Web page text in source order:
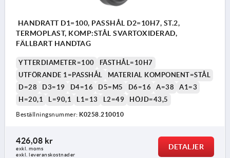
HANDRATT D1=100, PASSHÅL D2=10H7, ST.2,
TERMOPLAST, KOMP:STÅL SVARTOXIDERAD,
FÄLLBART HANDTAG
YTTERDIAMETER=100
FÄSTHÅL=10H7
UTFÖRANDE 1=PASSHÅL
MATERIAL KOMPONENT=STÅL
D=28
D3=19 D4=16 D5=M5 D6=16 A=38
A1=3
H=20,1
L=90,1 L1=13 L2=49 HÖJD=43,5
Beställningsnummer: K0258.210010
426,08 kr
exkl. moms
exkl. leveranskostnader
DETALJER